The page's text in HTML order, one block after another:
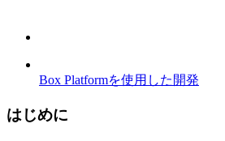
Box Platformを使用した開発
はじめに